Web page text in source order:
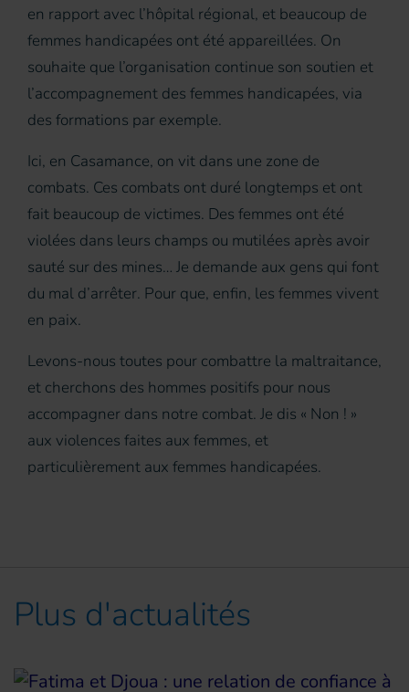
en rapport avec l’hôpital régional, et beaucoup de
femmes handicapées ont été appareillées. On
souhaite que l’organisation continue son soutien et
l’accompagnement des femmes handicapées, via
des formations par exemple.
Ici, en Casamance, on vit dans une zone de
combats. Ces combats ont duré longtemps et ont
fait beaucoup de victimes. Des femmes ont été
violées dans leurs champs ou mutilées après avoir
sauté sur des mines… Je demande aux gens qui font
du mal d’arrêter. Pour que, enfin, les femmes vivent
en paix.
Levons-nous toutes pour combattre la maltraitance,
et cherchons des hommes positifs pour nous
accompagner dans notre combat. Je dis « Non ! »
aux violences faites aux femmes, et
particulièrement aux femmes handicapées.
Plus d'actualités